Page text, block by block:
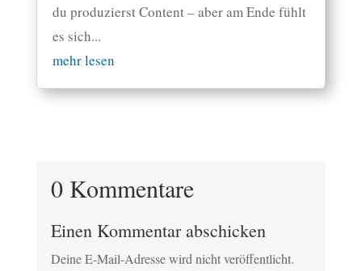
du produzierst Content – aber am Ende fühlt
es sich...
mehr lesen
0 Kommentare
Einen Kommentar abschicken
Deine E-Mail-Adresse wird nicht veröffentlicht.